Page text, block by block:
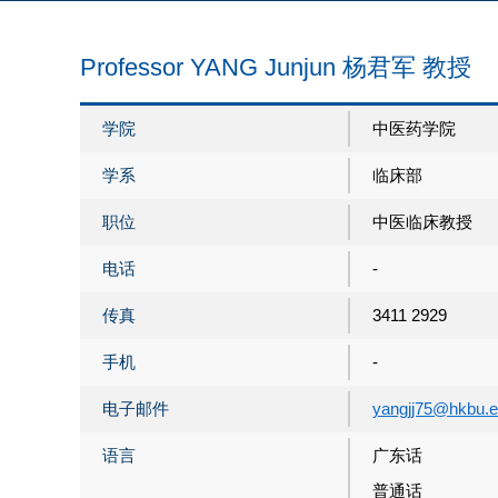
Professor YANG Junjun 杨君军 教授
学院 中医药学院
学系 临床部
职位 中医临床教授
电话 -
传真 3411 2929
手机 -
电子邮件
语言
广东话
普通话